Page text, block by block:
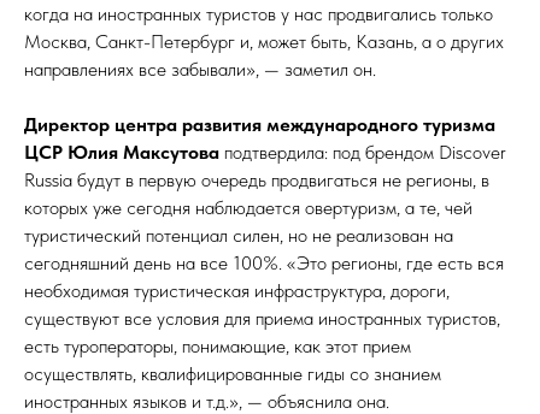
когда на иностранных туристов у нас продвигались только
Москва, Санкт-Петербург и, может быть, Казань, а о других
направлениях все забывали», — заметил он.
Директор центра развития международного туризма
ЦСР Юлия Максутова подтвердила: под брендом Discover
Russia будут в первую очередь продвигаться не регионы, в
которых уже сегодня наблюдается овертуризм, а те, чей
туристический потенциал силен, но не реализован на
сегодняшний день на все 100%. «Это регионы, где есть вся
необходимая туристическая инфраструктура, дороги,
существуют все условия для приема иностранных туристов,
есть туроператоры, понимающие, как этот прием
осуществлять, квалифицированные гиды со знанием
иностранных языков и т.д.», — объяснила она.